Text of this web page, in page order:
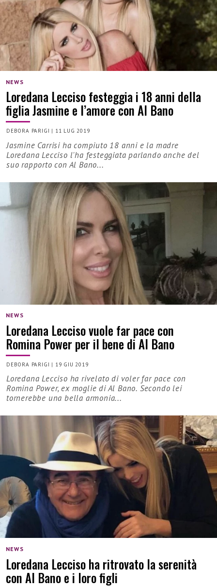
NEWS
Loredana Lecciso festeggia i 18 anni della
figlia Jasmine e l’amore con Al Bano
DEBORA PARIGI | 11 LUG 2019
Jasmine Carrisi ha compiuto 18 anni e la madre
Loredana Lecciso l'ha festeggiata parlando anche del
suo rapporto con Al Bano...
NEWS
Loredana Lecciso vuole far pace con
Romina Power per il bene di Al Bano
DEBORA PARIGI | 19 GIU 2019
Loredana Lecciso ha rivelato di voler far pace con
Romina Power, ex moglie di Al Bano. Secondo lei
tornerebbe una bella armonia...
NEWS
Loredana Lecciso ha ritrovato la serenità
con Al Bano e i loro figli